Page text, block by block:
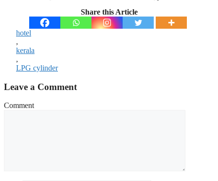
Share this Article
hotel
,
kerala
,
LPG cylinder
Leave a Comment
Comment